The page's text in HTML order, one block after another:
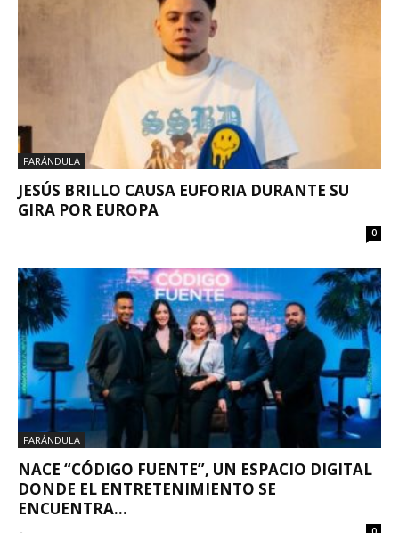
FARÁNDULA
JESÚS BRILLO CAUSA EUFORIA DURANTE SU
GIRA POR EUROPA
- 0
FARÁNDULA
NACE “CÓDIGO FUENTE”, UN ESPACIO DIGITAL
DONDE EL ENTRETENIMIENTO SE
ENCUENTRA...